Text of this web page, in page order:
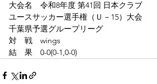
大会名　令和8年度 第41回 日本クラブ
ユースサッカー選手権（Ｕ－15）大会
千葉県予選グループリーグ
対　戦　wings
結　果　0-0(0-1,0-0)